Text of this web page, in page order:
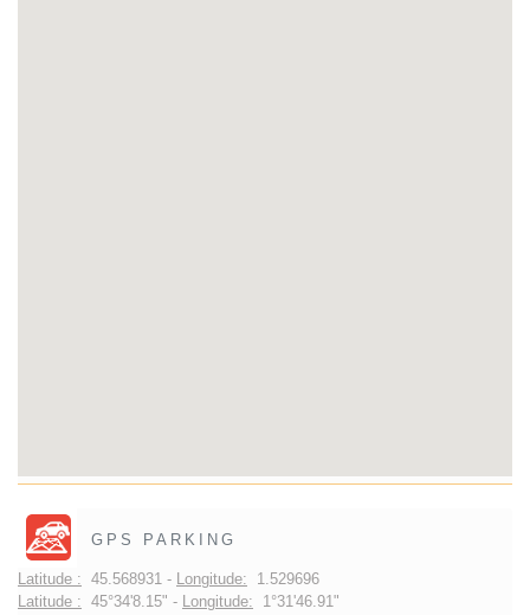
GPS PARKING
Latitude : 45.568931 - Longitude: 1.529696
Latitude : 45°34'8.15" - Longitude: 1°31'46.91"